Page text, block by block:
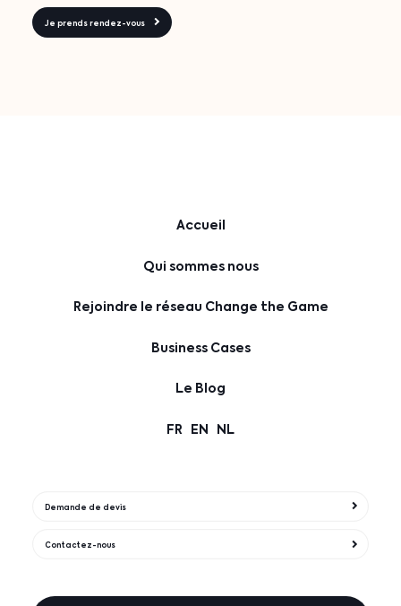
Je prends rendez-vous
Accueil
Qui sommes nous
Rejoindre le réseau Change the Game
Business Cases
Le Blog
FR EN NL
Demande de devis
Contactez-nous